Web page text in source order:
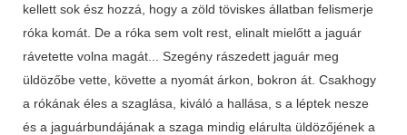
kellett sok ész hozzá, hogy a zöld töviskes állatban felismerje
róka komát. De a róka sem volt rest, elinalt mielőtt a jaguár
rávetette volna magát... Szegény rászedett jaguár meg
üldözőbe vette, követte a nyomát árkon, bokron át. Csakhogy
a rókának éles a szaglása, kiváló a hallása, s a léptek nesze
és a jaguárbundájának a szaga mindig elárulta üldözőjének a